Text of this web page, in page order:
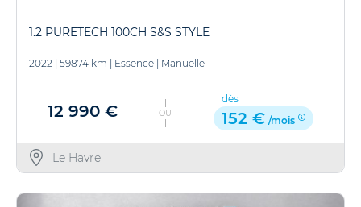
1.2 PURETECH 100CH S&S STYLE
2022 | 59874 km | Essence | Manuelle
12 990 € OU
dès
152 € /mois
Le Havre